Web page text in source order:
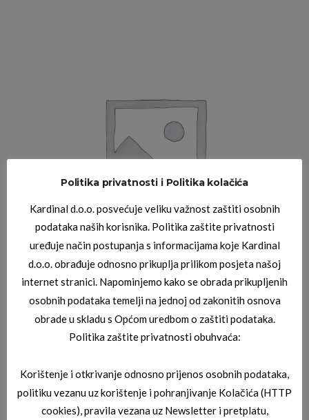
DESCRIPTION
Politika privatnosti i Politika kolačića
Kardinal d.o.o. posvećuje veliku važnost zaštiti osobnih
podataka naših korisnika. Politika zaštite privatnosti
uređuje način postupanja s informacijama koje Kardinal
d.o.o. obrađuje odnosno prikuplja prilikom posjeta našoj
internet stranici. Napominjemo kako se obrada prikupljenih
osobnih podataka temelji na jednoj od zakonitih osnova
obrade u skladu s Općom uredbom o zaštiti podataka.
Politika zaštite privatnosti obuhvaća:
Korištenje i otkrivanje odnosno prijenos osobnih podataka,
politiku vezanu uz korištenje i pohranjivanje Kolačića (HTTP
cookies), pravila vezana uz Newsletter i pretplatu,